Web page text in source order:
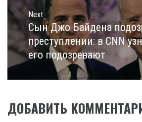
Next
Next
post:
Сын Джо Байдена
преступлении: в CNN
его подозревают
ДОБАВИТЬ